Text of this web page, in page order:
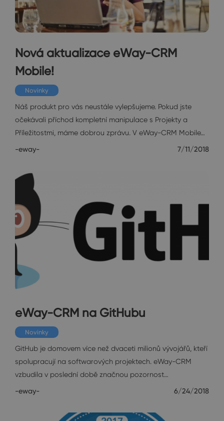
Nová aktualizace eWay-CRM
Mobile!
Novinky
Náš produkt pro vás neustále vylepšujeme. Pokud jste
očekávali příchod kompletní manipulace s Projekty a
Příležitostmi, máme dobrou zprávu. V eWay-CRM Mobile…
-eway- 7/11/2018
eWay-CRM na GitHubu
Novinky
GitHub je domovem více než dvaceti milionů vývojářů, kteří
spolupracují na softwarových projektech. eWay-CRM
vzbudila v poslední době značnou pozornost…
-eway- 6/24/2018